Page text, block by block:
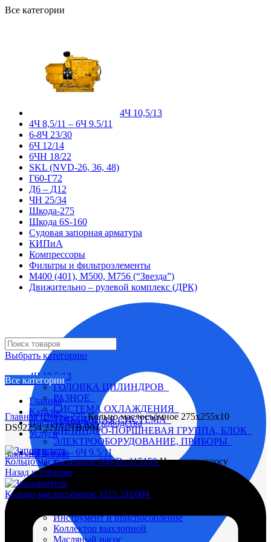
Все категории
4Ч 10,5/13
4Ч 8,5/11 – 6Ч 9.5/11
6-8Ч 23/30
6Ч 12/14
6ЧН 18/22
SKL (NVD-26, 36, 48)
Г60-Г72
Д6 – Д12
ЧН 25/34
Шкода-275
Шкода 6S-160
Судовая запорная арматура
КИПиА
Компрессоры
Фильтры и фильтроэлементы
М400 (401), М500, М756 (“Звезда”)
Движительно – рулевой комплекс (ДРК)
Выбрать категорию
4Ч 10,5/13
ГОЛОВКА ЦИЛИНДРОВ
РАЗНОЕ
СИСТЕМА ОХЛАЖДЕНИЯ
ТОПЛИВНАЯ СИСТЕМА
ЦИЛИНДРО-ПОРШНЕВАЯ ГРУППА, БЛОК
ЭЛЕКТРООБОРУДОВАНИЕ, ПРИБОРЫ
4Ч 8,5/11 – 6Ч 9.5/11
Вал коленчатый
Вал распределительный
Водяной насос
Глушитель
Инструмент и приспособление
Коллектор выхлопной
Масляный насос
Все категории
Главная
Каталог
Инструкции и руководства
Услуги
Заказать детали
ГлавнаяШкода-275Кольцо маслосъёмное 275х255х10
DS92254 3215.21В.004
Кольцо маслосъемное 006-Ds 115159Цена по запросу
Назад к товарам
Кольцо маслосъёмное 3215.21Б004
Увеличить